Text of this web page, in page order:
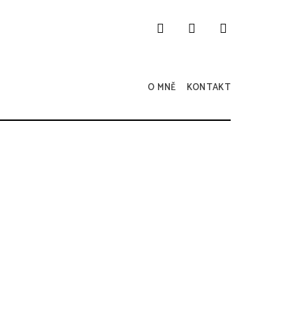
O MNĚ KONTAKT